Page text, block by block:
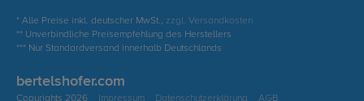
* Alle Preise inkl. deutscher MwSt., zzgl. Versandkosten
** Unverbindliche Preisempfehlung des Herstellers
*** Nur Standardversand innerhalb Deutschlands
bertelshofer.com
Copyrights 2026 Impressum Datenschutzerklärung AGB